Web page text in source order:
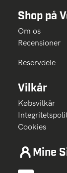
Shop på
Om os
Recensioner
Reservdele
Vilkår
Købsvilkår
Cookies
Mine